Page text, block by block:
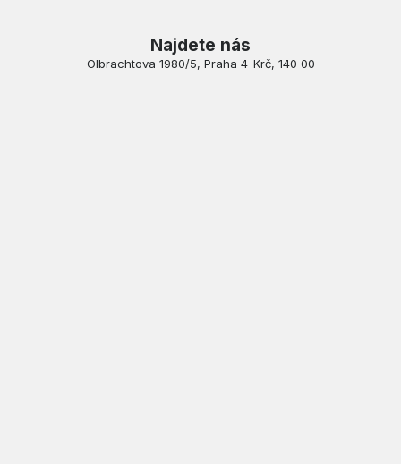
Najdete nás
Olbrachtova 1980/5, Praha 4-Krč, 140 00